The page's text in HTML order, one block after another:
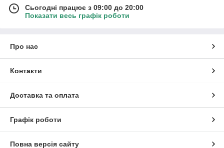
Сьогодні працює з 09:00 до 20:00
Показати весь графік роботи
Про нас
Контакти
Доставка та оплата
Графік роботи
Повна версія сайту